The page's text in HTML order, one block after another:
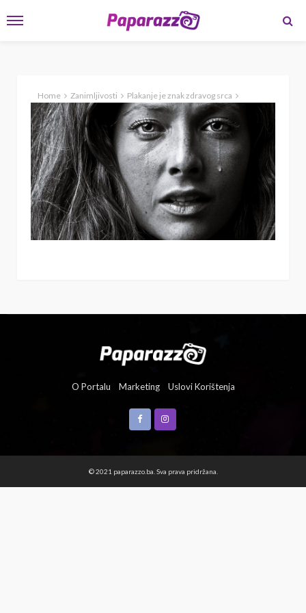
Home Zanimljivosti Plakanje je znak zdravog srca
O Portalu Marketing Uslovi Korištenja
© 2021 paparazzo.ba. Sva prava pridržana.